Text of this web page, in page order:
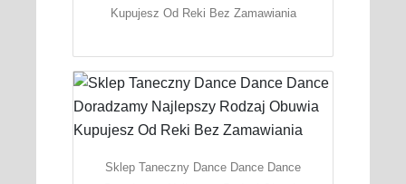
Kupujesz Od Reki Bez Zamawiania
Sklep Taneczny Dance Dance Dance